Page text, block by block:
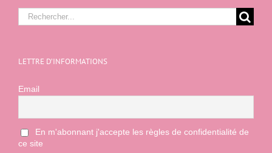
Rechercher:
LETTRE D’INFORMATIONS
Email
En m'abonnant j'accepte les règles de confidentialité de
ce site